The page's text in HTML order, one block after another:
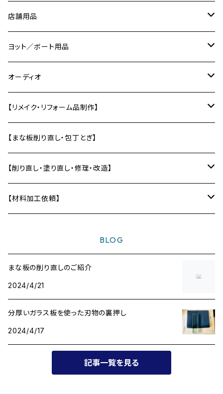
バス／洗面用品
ソープディッシュ
風呂椅子
キーホルダー
壁かざり
コースター
トレー・お盆
【ギターパーツ制作】
道具
治具
研ぎ用品
単管エンドキャップ
店舗用品
サインプレート
ディスプレイ用品
ヨット／ボート用品
船内小物
テーブル
差し板
オーディオ
オーディオラック
インシュレーター
自作スピーカー部材加工
ディフューザー
【リメイク・リフォーム品制作】
バットから制作
テーブルの削り直し・塗り直し
【まな板削り直し・包丁とぎ】
【削り直し・塗り直し・修理・改造】
テーブル
【材料加工依頼】
〜30,000円
BLOG
まな板の削り直しのご紹介
2024/4/21
分厚いガラス板を使った刃物の裏押し
2024/4/17
記事一覧を見る